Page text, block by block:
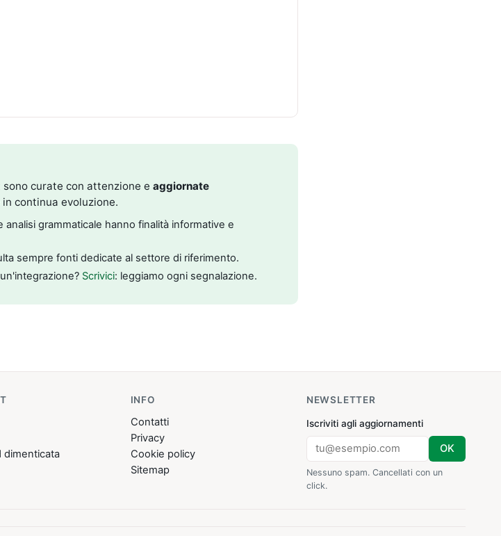
curate con attenzione e aggiornate
continua evoluzione.
grammaticale hanno finalità informative e
sempre fonti dedicate al settore di riferimento.
Scrivici: leggiamo ogni segnalazione.
dimenticata
INFO
Contatti
Privacy
Cookie policy
Sitemap
NEWSLETTER
Iscriviti agli aggiornamenti
OK
Nessuno spam. Cancellati con un
click.